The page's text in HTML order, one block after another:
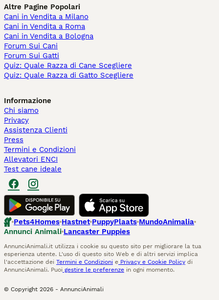
Altre Pagine Popolari
Cani in Vendita a Milano
Cani in Vendita a Roma
Cani in Vendita a Bologna
Forum Sui Cani
Forum Sui Gatti
Quiz: Quale Razza di Cane Scegliere
Quiz: Quale Razza di Gatto Scegliere
Informazione
Chi siamo
Privacy
Assistenza Clienti
Press
Termini e Condizioni
Allevatori ENCI
Test cane ideale
Pets4Homes Hastnet PuppyPlaats MundoAnimalia
Annunci Animali Lancaster Puppies
AnnunciAnimali.it utilizza i cookie su questo sito per migliorare la tua
esperienza utente. L'uso di questo sito Web e di altri servizi implica
l'accettazione dei Termini e Condizioni e Privacy e Cookie Policy di
AnnunciAnimali. Puoi gestire le preferenze in ogni momento.
© Copyright 2026 - AnnunciAnimali